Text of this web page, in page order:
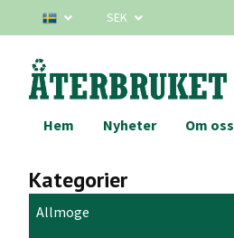
SEK
Hem Nyheter Om oss
Kategorier
Allmoge